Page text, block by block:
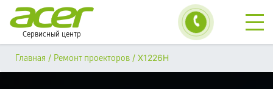
Сервисный центр
Главная / Ремонт проекторов / X1226H